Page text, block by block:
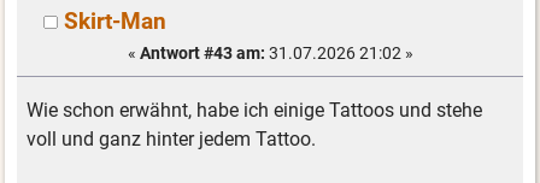
Skirt-Man
« Antwort #43 am: 31.07.2026 21:02 »
Wie schon erwähnt, habe ich einige Tattoos und stehe
voll und ganz hinter jedem Tattoo.